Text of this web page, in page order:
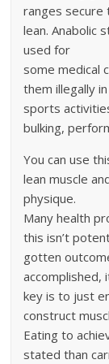
ranges secure
lean. Anabolic
used for
some medical
them illegally
sports
bulking,
You can use
lean muscle
physique.
Many health
this isn’t
gotten
accomplished,
key is to just
construct
Eating to
stated than